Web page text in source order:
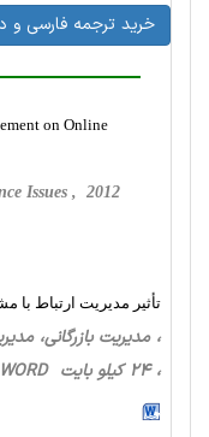
خرید ترجمه فارسی و
on Online
Issues , 2012
تأثیر مدیریت ارتباط با
، 24 کیلو بایت WORD